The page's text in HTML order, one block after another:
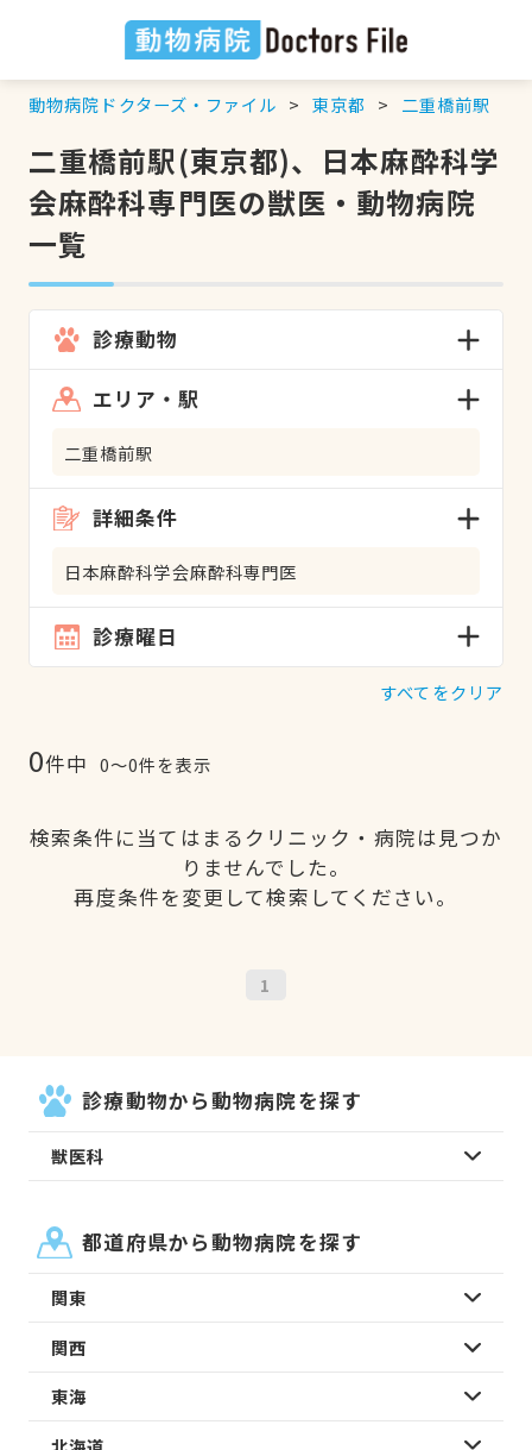
動物病院ドクターズ・ファイル 東京都 二重橋前駅
二重橋前駅(東京都)、日本麻酔科学
会麻酔科専門医の獣医・動物病院
一覧
診療動物
エリア・駅
二重橋前駅
詳細条件
日本麻酔科学会麻酔科専門医
診療曜日
すべてをクリア
0件中 0〜0件を表示
検索条件に当てはまるクリニック・病院は見つか
りませんでした。
再度条件を変更して検索してください。
1
診療動物から動物病院を探す
獣医科
都道府県から動物病院を探す
関東
関西
東海